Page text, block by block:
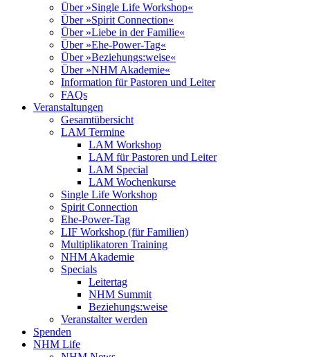
Über »Single Life Workshop«
Über »Spirit Connection«
Über »Liebe in der Familie«
Über »Ehe-Power-Tag«
Über »Beziehungs:weise«
Über »NHM Akademie«
Information für Pastoren und Leiter
FAQs
Veranstaltungen
Gesamtübersicht
LAM Termine
LAM Workshop
LAM für Pastoren und Leiter
LAM Special
LAM Wochenkurse
Single Life Workshop
Spirit Connection
Ehe-Power-Tag
LIF Workshop (für Familien)
Multiplikatoren Training
NHM Akademie
Specials
Leitertag
NHM Summit
Beziehungs:weise
Veranstalter werden
Spenden
NHM Life